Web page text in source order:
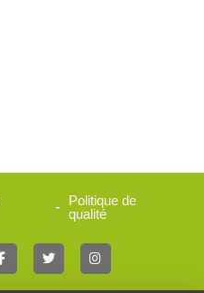
- Politique de
qualité